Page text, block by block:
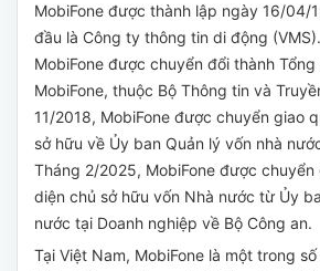
MobiFone được thành lập ngày 16/04/
đầu là Công ty thông tin di động
MobiFone được chuyển đổi thành
MobiFone, thuộc Bộ Thông tin và
11/2018, MobiFone được chuyển giao
sở hữu về Ủy ban Quản lý vốn nhà
Tháng 2/2025, MobiFone được
diện chủ sở hữu vốn Nhà nước từ Ủy
nước tại Doanh nghiệp về Bộ Công an.
Tại Việt Nam, MobiFone là một trong